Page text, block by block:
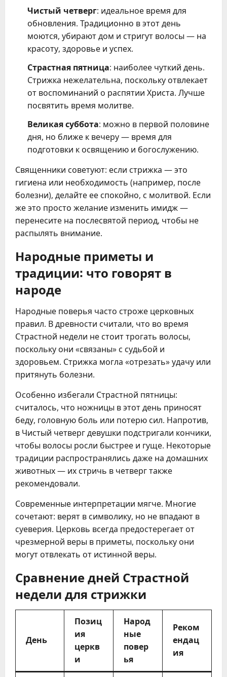
Чистый четверг: идеальное время для
обновления. Традиционно в этот день
моются, убирают дом и стригут волосы — на
красоту, здоровье и успех.
Страстная пятница: наиболее чуткий день.
Стрижка нежелательна, поскольку отвлекает
от воспоминаний о распятии Христа. Лучше
посвятить время молитве.
Великая суббота: можно в первой половине
дня, но ближе к вечеру — время для
подготовки к освящению и богослужению.
Священники советуют: если стрижка — это
гигиена или необходимость (например, после
болезни), делайте ее спокойно, с молитвой. Если
же это просто желание изменить имидж —
перенесите на послесвятой период, чтобы не
распылять внимание.
Народные приметы и
традиции: что говорят в
народе
Народные поверья часто строже церковных
правил. В древности считали, что во время
Страстной недели не стоит трогать волосы,
поскольку они «связаны» с судьбой и
здоровьем. Стрижка могла «отрезать» удачу или
притянуть болезни.
Особенно избегали Страстной пятницы:
считалось, что ножницы в этот день приносят
беду, головную боль или потерю сил. Напротив,
в Чистый четверг девушки подстригали кончики,
чтобы волосы росли быстрее и гуще. Некоторые
традиции распространялись даже на домашних
животных — их стричь в четверг также
рекомендовали.
Современные интерпретации мягче. Многие
сочетают: верят в символику, но не впадают в
суеверия. Церковь всегда предостерегает от
чрезмерной веры в приметы, поскольку они
могут отвлекать от истинной веры.
Сравнение дней Страстной
недели для стрижки
День
Позиц
ия
церкв
и
Народ
ные
повер
ья
Реком
ендац
ия